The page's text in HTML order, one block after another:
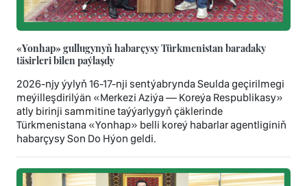
«Yonhap» gullugynyň habarçysy Türkmenistan baradaky
täsirleri bilen paýlaşdy
2026-njy ýylyň 16-17-nji sentýabrynda Seulda geçirilmegi
meýilleşdirilýän «Merkezi Aziýa — Koreýa Respublikasy»
atly birinji sammitine taýýarlygyň çäklerinde
Türkmenistana «Yonhap» belli koreý habarlar agentliginiň
habarçysy Son Dо Hýon geldi.